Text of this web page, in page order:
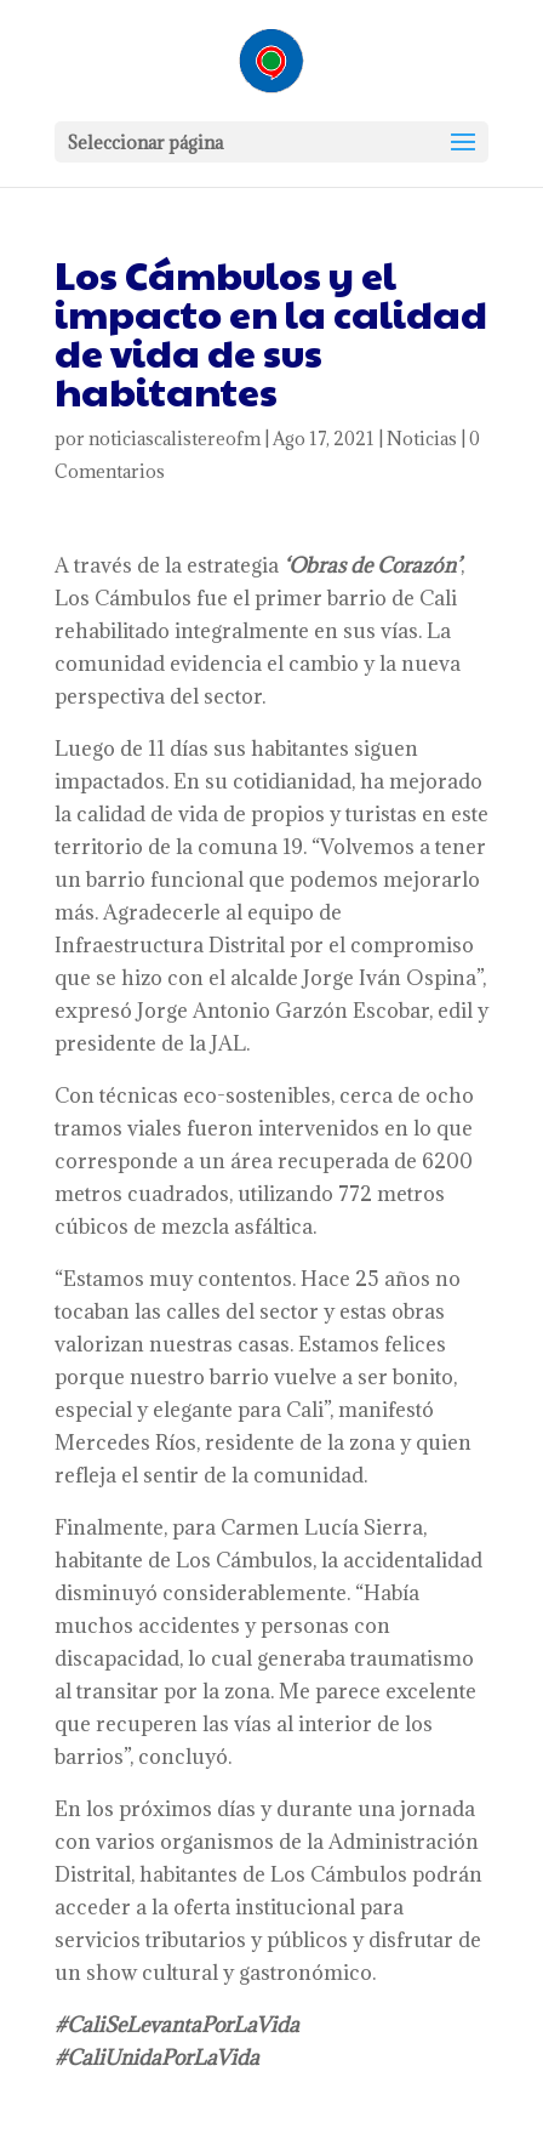
Seleccionar página
Los Cámbulos y el
impacto en la calidad
de vida de sus
habitantes
por noticiascalistereofm| Ago 17, 2021 Noticias 0
Comentarios
A través de la estrategia ‘Obras de Corazón’,
Los Cámbulos fue el primer barrio de Cali
rehabilitado integralmente en sus vías. La
comunidad evidencia el cambio y la nueva
perspectiva del sector.
Luego de 11 días sus habitantes siguen
impactados. En su cotidianidad, ha mejorado
la calidad de vida de propios y turistas en este
territorio de la comuna 19. “Volvemos a tener
un barrio funcional que podemos mejorarlo
más. Agradecerle al equipo de
Infraestructura Distrital por el compromiso
que se hizo con el alcalde Jorge Iván Ospina”,
expresó Jorge Antonio Garzón Escobar, edil y
presidente de la JAL.
Con técnicas eco-sostenibles, cerca de ocho
tramos viales fueron intervenidos en lo que
corresponde a un área recuperada de 6200
metros cuadrados, utilizando 772 metros
cúbicos de mezcla asfáltica.
“Estamos muy contentos. Hace 25 años no
tocaban las calles del sector y estas obras
valorizan nuestras casas. Estamos felices
porque nuestro barrio vuelve a ser bonito,
especial y elegante para Cali”, manifestó
Mercedes Ríos, residente de la zona y quien
refleja el sentir de la comunidad.
Finalmente, para Carmen Lucía Sierra,
habitante de Los Cámbulos, la accidentalidad
disminuyó considerablemente. “Había
muchos accidentes y personas con
discapacidad, lo cual generaba traumatismo
al transitar por la zona. Me parece excelente
que recuperen las vías al interior de los
barrios”, concluyó.
En los próximos días y durante una jornada
con varios organismos de la Administración
Distrital, habitantes de Los Cámbulos podrán
acceder a la oferta institucional para
servicios tributarios y públicos y disfrutar de
un show cultural y gastronómico.
#CaliSeLevantaPorLaVida
#CaliUnidaPorLaVida